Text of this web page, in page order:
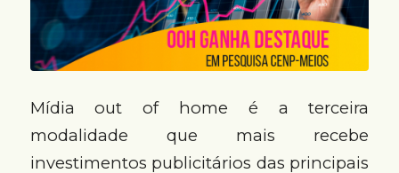
Mídia out of home é a terceira
modalidade que mais recebe
investimentos publicitários das principais